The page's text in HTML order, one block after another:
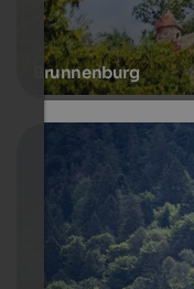
Brunnenburg